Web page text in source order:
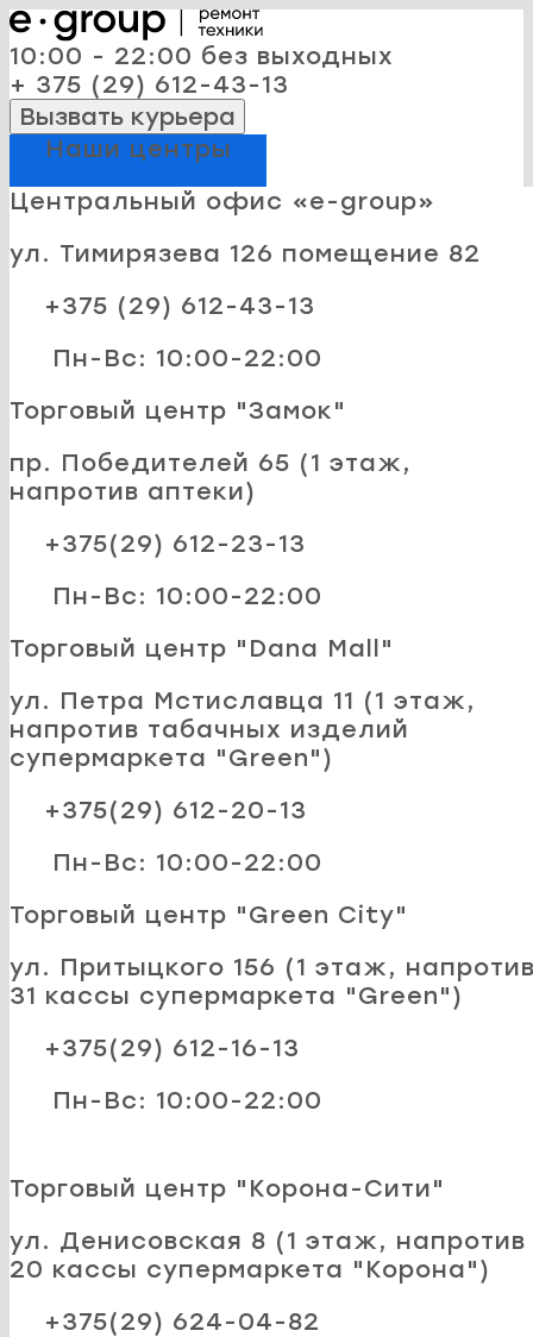
10:00 - 22:00 без выходных
+ 375 (29) 612-43-13
Вызвать курьера
Наши центры
Центральный офис «e-group»
ул. Тимирязева 126 помещение 82
+375 (29) 612-43-13
Пн-Вс: 10:00-22:00
Торговый центр "Замок"
пр. Победителей 65 (1 этаж,
напротив аптеки)
+375(29) 612-23-13
Пн-Вс: 10:00-22:00
Торговый центр "Dana Mall"
ул. Петра Мстиславца 11 (1 этаж,
напротив табачных изделий
супермаркета "Green")
+375(29) 612-20-13
Пн-Вс: 10:00-22:00
Торговый центр "Green City"
ул. Притыцкого 156 (1 этаж,
31 кассы супермаркета "Green")
+375(29) 612-16-13
Пн-Вс: 10:00-22:00
Торговый центр "Корона-Сити"
ул. Денисовская 8 (1 этаж, напротив
20 кассы супермаркета "Корона")
+375(29) 624-04-82